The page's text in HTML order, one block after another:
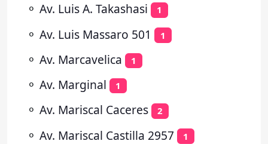
⚬ Av. Luis A. Takashasi 1
⚬ Av. Luis Massaro 501 1
⚬ Av. Marcavelica 1
⚬ Av. Marginal 1
⚬ Av. Mariscal Caceres 2
⚬ Av. Mariscal Castilla 2957 1